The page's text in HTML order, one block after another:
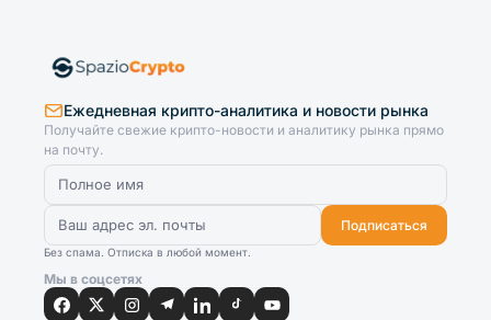
Ежедневная крипто-аналитика и новости рынка
Получайте свежие крипто-новости и аналитику рынка прямо
на почту.
Подписаться
Без спама. Отписка в любой момент.
Мы в соцсетях